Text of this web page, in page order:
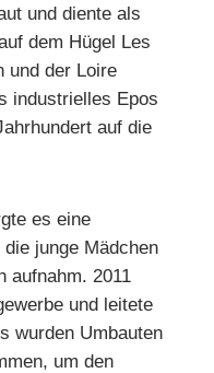
und diente als
dem Hügel Les
und der Loire
industrielles Epos
auf die
es eine
junge Mädchen
aufnahm. 2011
und leitete
wurden Umbauten
um den